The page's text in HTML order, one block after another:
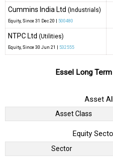
Cummins India Ltd (Industrials)
Equity , Since 31 Dec 20 | 500480
NTPC Ltd (Utilities)
Equity , Since 30 Jun 21 | 532555
Essel Long
Asset
Asset Class
Equity
Sector